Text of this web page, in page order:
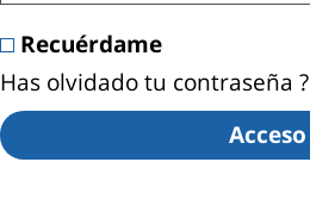
Recuérdame
Has olvidado tu contraseña ?
Acceso